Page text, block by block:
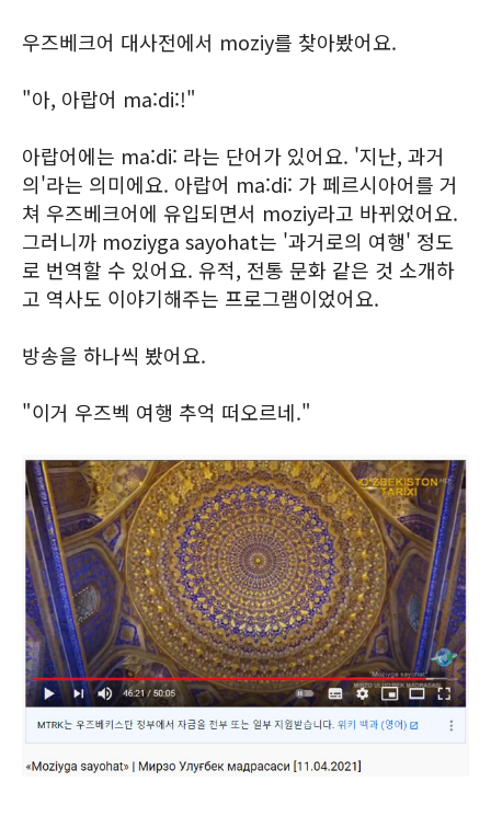
우즈베크어 대사전에서 moziy를 찾아봤어요.
"아, 아랍어 ma:di:!"
아랍어에는 ma:di: 라는 단어가 있어요. '지난, 과거
의'라는 의미에요. 아랍어 ma:di: 가 페르시아어를 거
쳐 우즈베크어에 유입되면서 moziy라고 바뀌었어요.
그러니까 moziyga sayohat는 '과거로의 여행' 정도
로 번역할 수 있어요. 유적, 전통 문화 같은 것 소개하
고 역사도 이야기해주는 프로그램이었어요.
방송을 하나씩 봤어요.
"이거 우즈벡 여행 추억 떠오르네."